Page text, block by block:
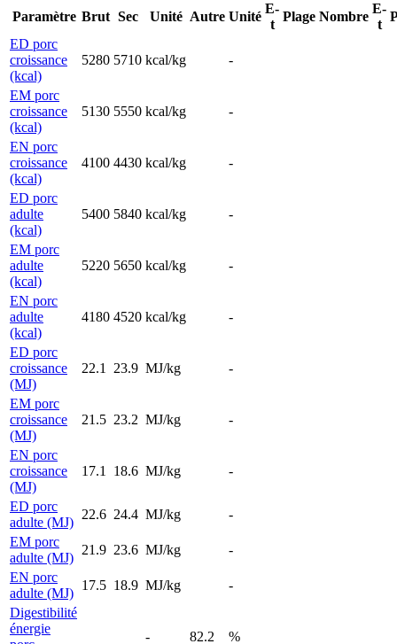
Paramètre Brut Sec Unité Autre Unité
E-
t
Plage Nombre
E-
t
ED porc
croissance
(kcal)
5280 5710 kcal/kg -
EM porc
croissance
(kcal)
5130 5550 kcal/kg -
EN porc
croissance
(kcal)
4100 4430 kcal/kg -
ED porc
adulte
(kcal)
5400 5840 kcal/kg -
EM porc
adulte
(kcal)
5220 5650 kcal/kg -
EN porc
adulte
(kcal)
4180 4520 kcal/kg -
ED porc
croissance
(MJ)
22.1 23.9 MJ/kg -
EM porc
croissance
(MJ)
21.5 23.2 MJ/kg -
EN porc
croissance
(MJ)
17.1 18.6 MJ/kg -
ED porc
adulte (MJ)
22.6 24.4 MJ/kg
-
EM porc
adulte (MJ)
21.9 23.6 MJ/kg
-
EN porc
adulte (MJ)
17.5 18.9 MJ/kg
-
Digestibilité
énergie
- 82.2 %